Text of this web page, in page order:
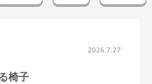
2026.7.27
椅子